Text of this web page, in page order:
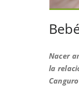
Nacer
la